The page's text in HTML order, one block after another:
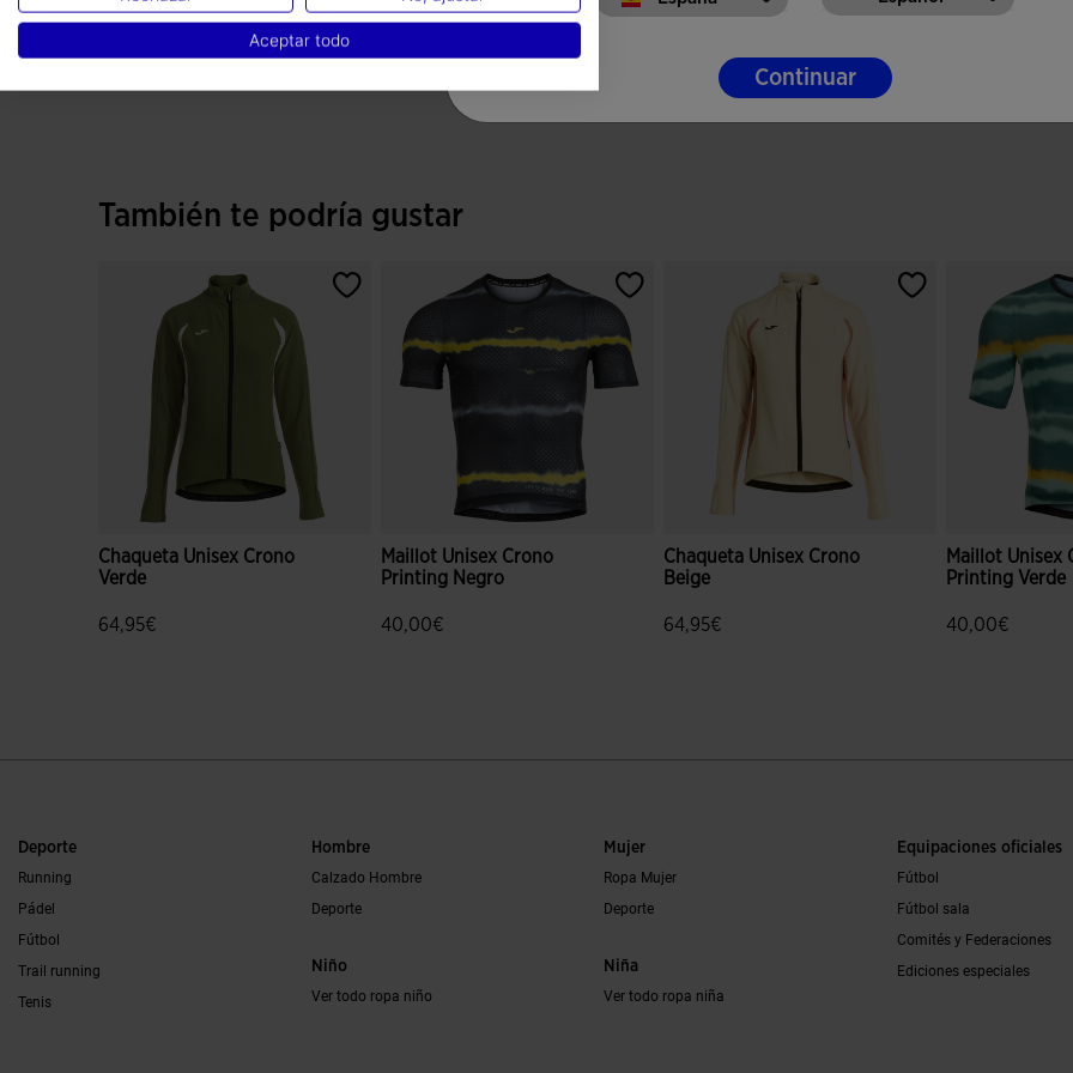
100% Poliéster
También te podría gustar
Chaqueta Unisex Crono
Verde
64,95€
Maillot Unisex Crono
Printing Negro
40,00€
Chaqueta Unisex Crono
Beige
64,95€
Maillot Unisex
Printing Verde
40,00€
Deporte
Running
Pádel
Fútbol
Trail running
Tenis
Hombre
Calzado Hombre
Deporte
Niño
Ver todo ropa niño
Mujer
Ropa Mujer
Deporte
Niña
Ver todo ropa niña
Equipaciones oficiales
Fútbol
Fútbol sala
Comités y Federaciones
Ediciones especiales
Continuar
Aceptar todo